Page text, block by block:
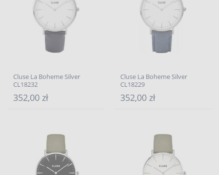
Cluse La Boheme Silver
CL18232
352,00 zł
Cluse La Boheme Silver
CL18229
352,00 zł